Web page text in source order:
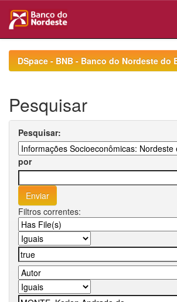
navigationDSpace - BNB - Banco do Nordeste do
Pesquisar
Pesquisar:
por
Filtros correntes: